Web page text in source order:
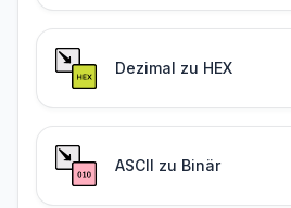
Dezimal zu HEX
ASCII zu Binär